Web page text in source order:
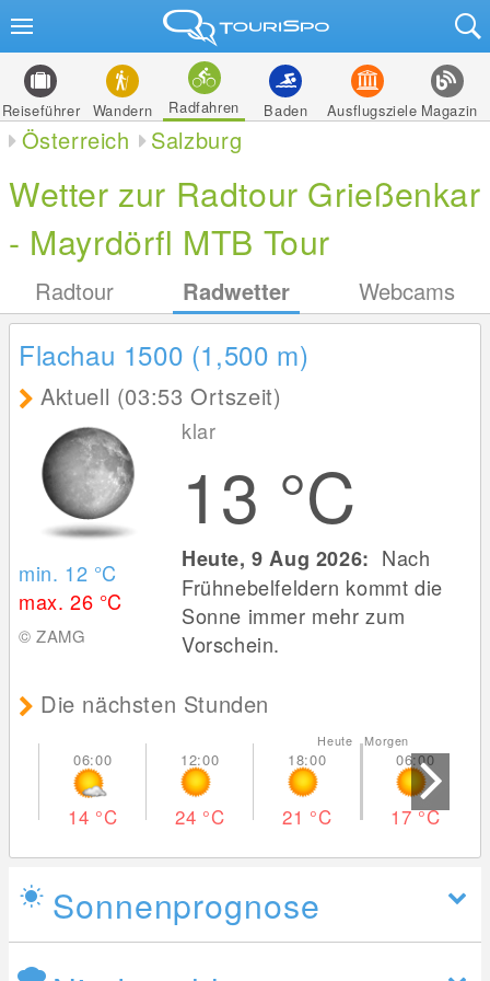
Reiseführer Wandern Radfahren Baden Ausflugsziele Magazin
Österreich Salzburg
Wetter zur Radtour Grießenkar
- Mayrdörfl MTB Tour
Radtour Radwetter Webcams
Flachau 1500 (1,500 m)
Aktuell (03:53 Ortszeit)
min. 12 °C
max. 26 °C
© ZAMG
klar
13 °C
Heute, 9 Aug 2026: Nach
Frühnebelfeldern kommt die
Sonne immer mehr zum
Vorschein.
Die nächsten Stunden
14 °C 24 °C 21 °C
Heute Morgen
17°C
Sonnenprognose